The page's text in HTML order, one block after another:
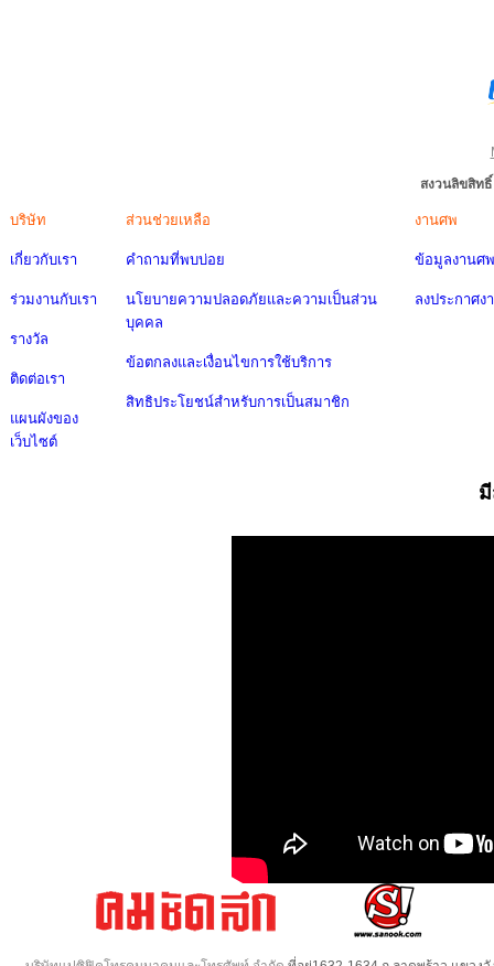
สงวนลิขสิท
บริษัท
เกี่ยวกับเรา
ร่วมงานกับเรา
รางวัล
ติดต่อเรา
แผนผังของ
เว็บไซต์
ส่วนช่วยเหลือ
คำถามที่พบบ่อย
นโยบายความปลอดภัยและความเป็นส่วน
บุคคล
ข้อตกลงและเงื่อนไขการใช้บริการ
สิทธิประโยชน์สำหรับการเป็นสมาชิก
งานศพ
ข้อมูลงานศพ
ลงประกาศง